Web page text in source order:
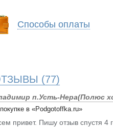
Способы оплаты
(77)
п.Усть-Нера(Полюс
в «Podgotoffka.ru»
привет. Пишу отзыв спустя 4